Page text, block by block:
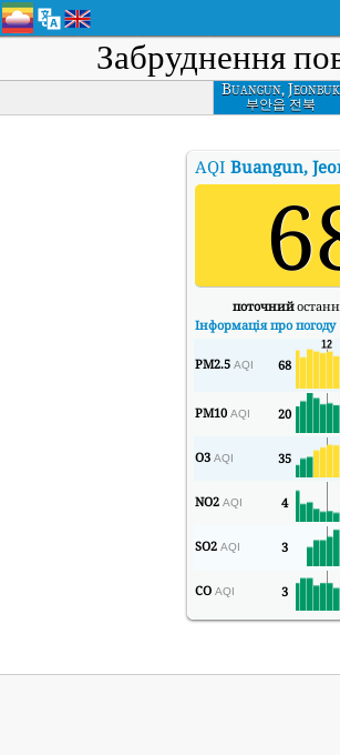
Забруднення
Buangun, Jeonbuk
부안읍 전북
AQI Buangun,
поточний
Інформація про погоду
PM2.5 AQI 68
PM10 AQI 20
O3 AQI 35
NO2 AQI 4
SO2 AQI 3
CO AQI 3